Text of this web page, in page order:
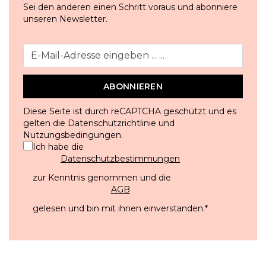
Sei den anderen einen Schritt voraus und abonniere
unseren Newsletter.
ABONNIEREN
Diese Seite ist durch reCAPTCHA geschützt und es
gelten die Datenschutzrichtlinie und
Nutzungsbedingungen.
Ich habe die
Datenschutzbestimmungen
zur Kenntnis genommen und die
AGB
gelesen und bin mit ihnen einverstanden.*